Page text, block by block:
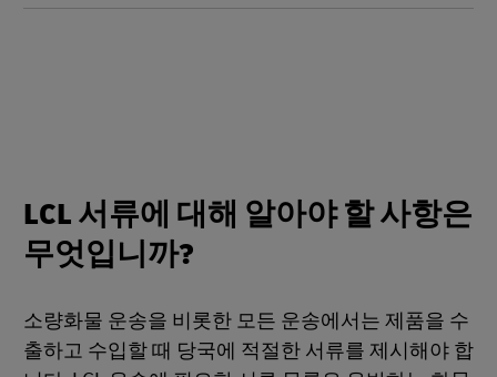
LCL 서류에 대해 알아야 할 사항은
무엇입니까?
소량화물 운송을 비롯한 모든 운송에서는 제품을 수
출하고 수입할 때 당국에 적절한 서류를 제시해야 합